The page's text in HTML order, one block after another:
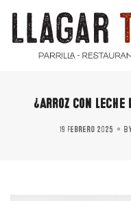
¿Arroz con
19 febrero 2025